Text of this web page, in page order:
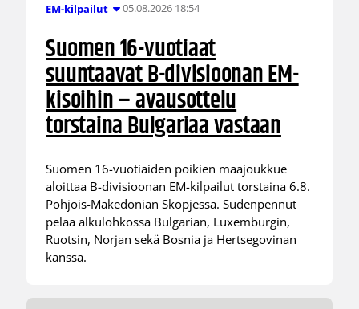
EM-kilpailut 05.08.2026 18:54
Suomen 16-vuotiaat
suuntaavat B-divisioonan EM-
kisoihin – avausottelu
torstaina Bulgariaa vastaan
Suomen 16-vuotiaiden poikien maajoukkue
aloittaa B-divisioonan EM-kilpailut torstaina 6.8.
Pohjois-Makedonian Skopjessa. Sudenpennut
pelaa alkulohkossa Bulgarian, Luxemburgin,
Ruotsin, Norjan sekä Bosnia ja Hertsegovinan
kanssa.